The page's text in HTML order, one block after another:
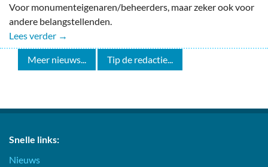
Voor monumenteigenaren/beheerders, maar zeker ook voor
andere belangstellenden.
Lees verder →
Meer nieuws... Tip de redactie...
Snelle links:
Nieuws